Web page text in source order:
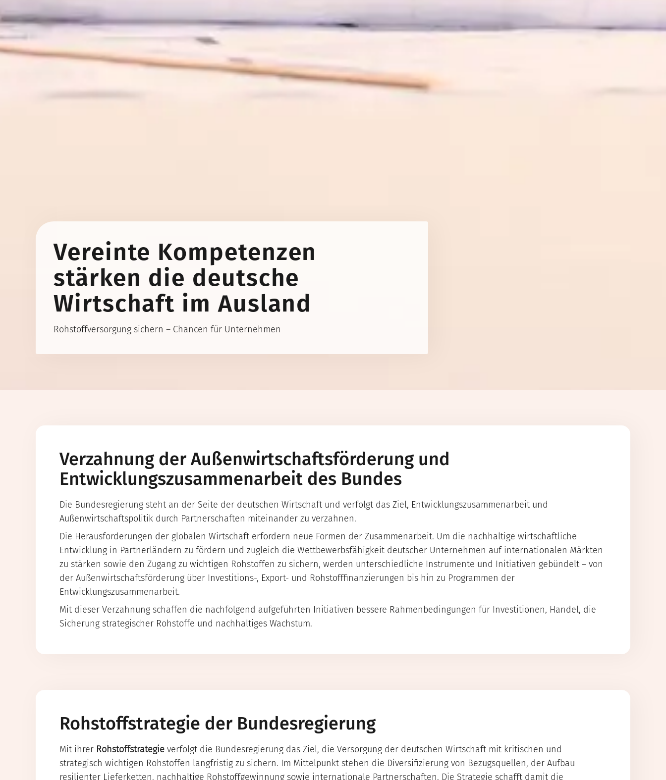
Vereinte Kompetenzen
stärken die deutsche
Wirtschaft im Ausland
Rohstoffversorgung sichern – Chancen für Unternehmen
Verzahnung der Außenwirtschaftsförderung und
Entwicklungszusammenarbeit des Bundes
Die Bundesregierung steht an der Seite der deutschen Wirtschaft und verfolgt das Ziel, Entwicklungszusammenarbeit und
Außenwirtschaftspolitik durch Partnerschaften miteinander zu verzahnen.
Die Herausforderungen der globalen Wirtschaft erfordern neue Formen der Zusammenarbeit. Um die nachhaltige wirtschaftliche
Entwicklung in Partnerländern zu fördern und zugleich die Wettbewerbsfähigkeit deutscher Unternehmen auf internationalen Märkten
zu stärken sowie den Zugang zu wichtigen Rohstoffen zu sichern, werden unterschiedliche Instrumente und Initiativen gebündelt – von
der Außenwirtschaftsförderung über Investitions-, Export- und Rohstofffinanzierungen bis hin zu Programmen der
Entwicklungszusammenarbeit.
Mit dieser Verzahnung schaffen die nachfolgend aufgeführten Initiativen bessere Rahmenbedingungen für Investitionen, Handel, die
Sicherung strategischer Rohstoffe und nachhaltiges Wachstum.
Rohstoffstrategie der Bundesregierung
Mit ihrer Rohstoffstrategie verfolgt die Bundesregierung das Ziel, die Versorgung der deutschen Wirtschaft mit kritischen und
strategisch wichtigen Rohstoffen langfristig zu sichern. Im Mittelpunkt stehen die Diversifizierung von Bezugsquellen, der Aufbau
resilienter Lieferketten, nachhaltige Rohstoffgewinnung sowie internationale Partnerschaften. Die Strategie schafft damit die